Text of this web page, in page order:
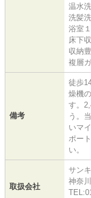
温水
洗髪
浴室
床下
収納
複層
備考
徒歩
燥機
す。
う。
いマ
ポー
い。
取扱会社
サン
神奈